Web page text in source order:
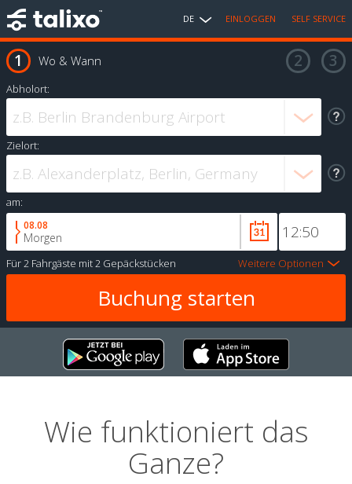
DE EINLOGGEN SELF SERVICE
Wo & Wann
Abholort:
Zielort:
am:
08.08
Morgen
Für2 Fahrgäste mit2 Gepäckstücken Weitere Optionen
Wie funktioniert das
Ganze?